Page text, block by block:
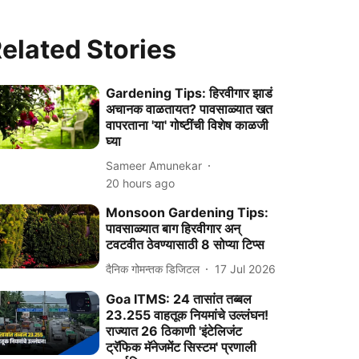
Stories
Gardening Tips: हिरवीगार झाडं
अचानक वाळतायत? पावसाळ्यात खत
वापरताना 'या' गोष्टींची विशेष काळजी
घ्या
Sameer Amunekar
20 hours ago
Monsoon Gardening Tips:
पावसाळ्यात बाग हिरवीगार अन्
टवटवीत ठेवण्यासाठी 8 सोप्या टिप्स
दैनिक गोमन्तक डिजिटल 17 Jul 2026
Goa ITMS: 24 तासांत तब्बल
23.255 वाहतूक नियमांचे उल्लंघन!
राज्यात 26 ठिकाणी 'इंटेलिजंट
ट्रॅफिक मॅनेजमेंट सिस्टम' प्रणाली